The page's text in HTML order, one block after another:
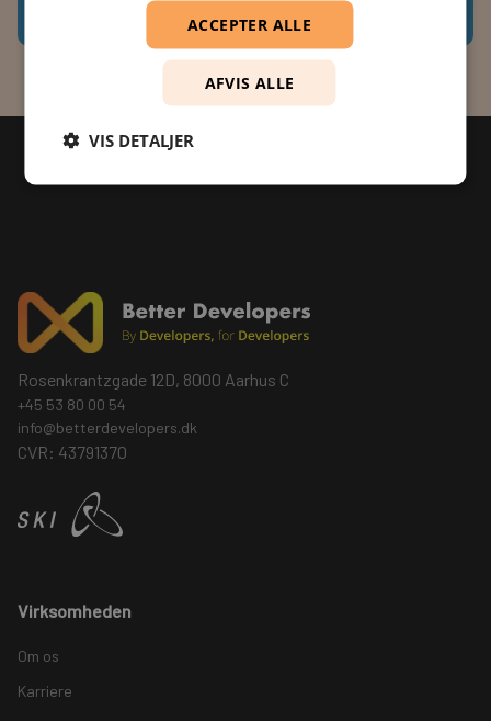
Rosenkrantzgade 12D, 8000 Aarhus C
+45 53 80 00 54
info@betterdevelopers.dk
CVR: 43791370
Virksomheden
Om os
Karriere
ACCEPTER ALLE
AFVIS ALLE
VIS DETALJER